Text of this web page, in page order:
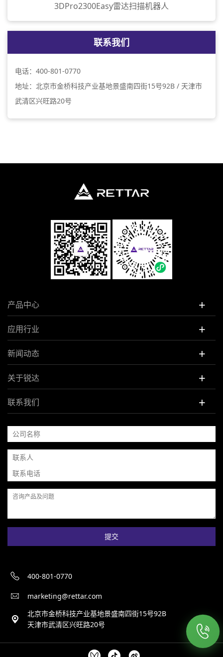
3DPro2300Easy雷达扫描机器人
联系我们
电话：400-801-0770
地址：北京市金桥科技产业基地景盛南四街15号92B / 天津市
武清区兴旺路20号
产品中心 +
应用行业 +
新闻动态 +
关于锐达 +
联系我们 +
提交
400-801-0770
marketing@rettar.com
北京市金桥科技产业基地景盛南四街15号92B
天津市武清区兴旺路20号